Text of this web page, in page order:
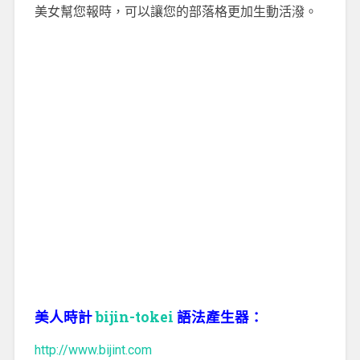
美女幫您報時，可以讓您的部落格更加生動活潑。
美人時計bijin-tokei 語法產生器：
http://www.bijint.com